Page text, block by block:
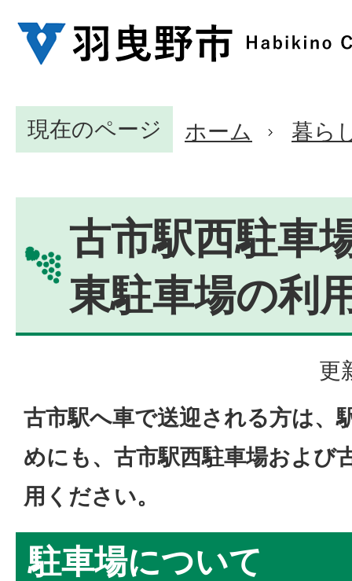
現在のページ ホーム 暮ら
古市駅西駐車
東駐車場の利
更
古市駅へ車で送迎される方は、
めにも、古市駅西駐車場および
用ください。
駐車場について